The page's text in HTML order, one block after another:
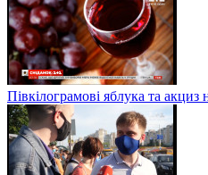
Півкілограмові яблука та